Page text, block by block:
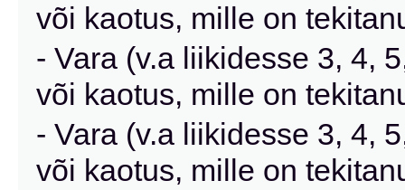
või kaotus, mille on
- Vara (v.a liikidesse 3, 4,
või kaotus, mille on
- Vara (v.a liikidesse 3, 4,
või kaotus, mille on